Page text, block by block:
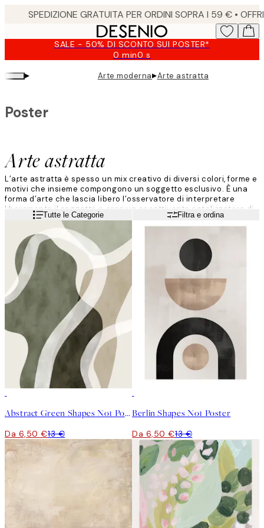
SALE - 50% DI SCONTO SUI POSTER*
0 min0 s
Valido
fino
a:
▸ Arte moderna▸Arte astratta
Arte astratta
Poster
L’arte astratta è spesso un mix creativo di diversi colori, forme e
motivi che insieme compongono un soggetto esclusivo. È una
forma d’arte che lascia libero l’osservatore di interpretare
liberamente il soggetto e crea un accattivante catalizzatore di
sguardi in casa!
Leggi di piùTutte le Categorie Filtra e ordina
Abstract Green Shapes No1 Poster
Da 6,50 €13 €
Berlin Shapes No1 Poster
Da 6,50 €13 €